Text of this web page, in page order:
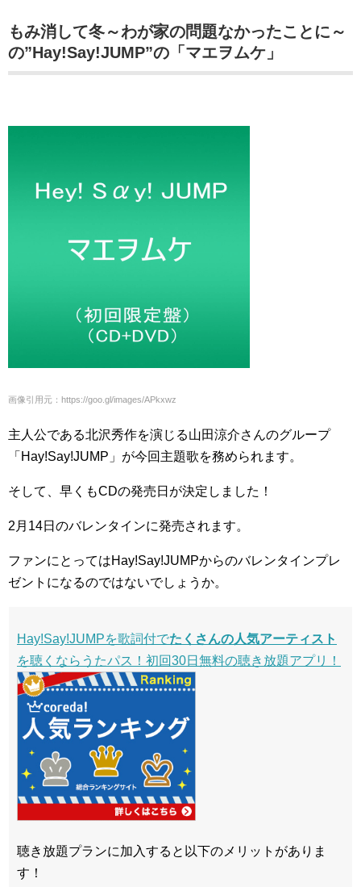
もみ消して冬～わが家の問題なかったことに～
の”Hay!Say!JUMP”の「マエヲムケ」
画像引用元：https://goo.gl/images/APkxwz
主人公である北沢秀作を演じる山田涼介さんのグループ
「Hay!Say!JUMP」が今回主題歌を務められます。
そして、早くもCDの発売日が決定しました！
2月14日のバレンタインに発売されます。
ファンにとってはHay!Say!JUMPからのバレンタインプレ
ゼントになるのではないでしょうか。
Hay!Say!JUMPを歌詞付でたくさんの人気アーティスト
を聴くならうたパス！初回30日無料の聴き放題アプリ！
聴き放題プランに加入すると以下のメリットがありま
す！